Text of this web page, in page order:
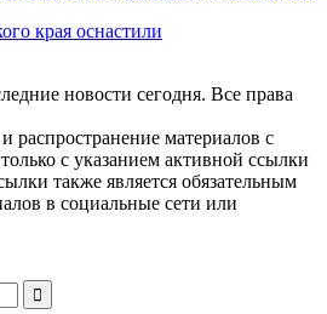
края оснастили
новости сегодня. Все права
распространение материалов с
с указанием активной ссылки
также является обязательным
в социальные сети или